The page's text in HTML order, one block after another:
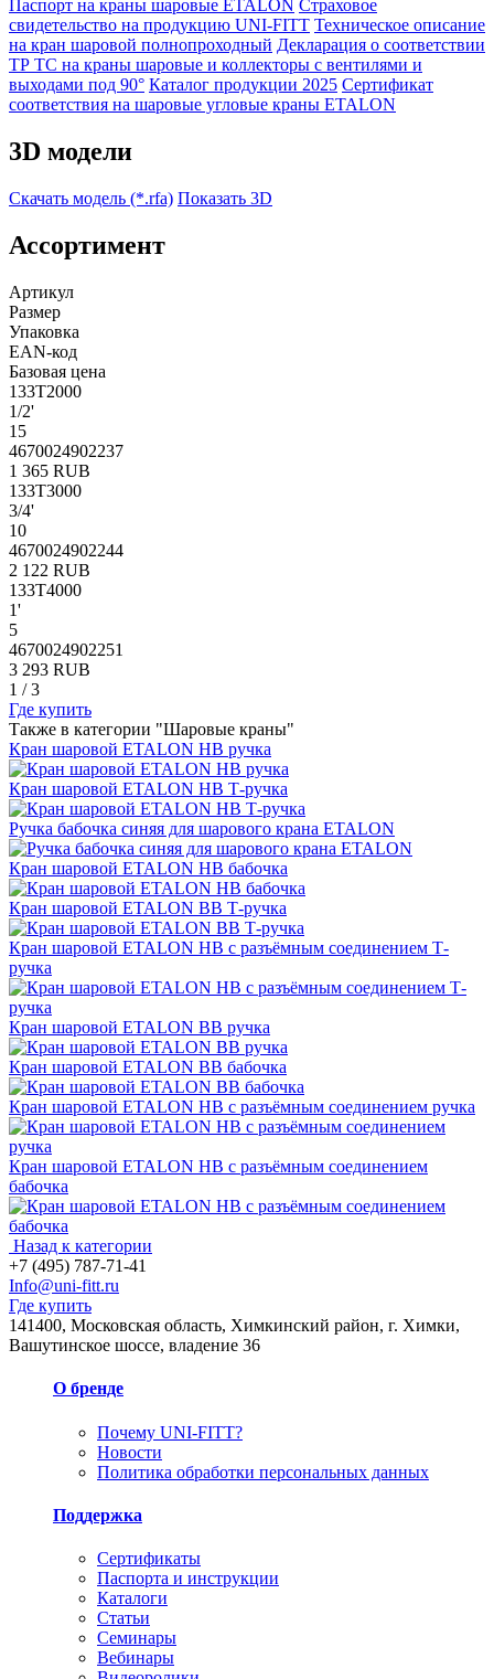
Паспорт на краны шаровые ETALON Страховое
свидетельство на продукцию UNI-FITT Техническое описание
на кран шаровой полнопроходный Декларация о соответствии
ТР ТС на краны шаровые и коллекторы с вентилями и
выходами под 90° Каталог продукции 2025 Сертификат
соответствия на шаровые угловые краны ETALON
3D модели
Скачать модель (*.rfa) Показать 3D
Ассортимент
Артикул
Размер
Упаковка
EAN-код
Базовая цена
133T2000
1/2'
15
4670024902237
1 365 RUB
133T3000
3/4'
10
4670024902244
2 122 RUB
133T4000
1'
5
4670024902251
3 293 RUB
1 / 3
Где купить
Также в категории "Шаровые краны"
Кран шаровой ETALON НВ ручка
Кран шаровой ETALON НВ Т-ручка
Ручка бабочка синяя для шарового крана ETALON
Кран шаровой ETALON НВ бабочка
Кран шаровой ETALON ВВ Т-ручка
Кран шаровой ETALON НВ с разъёмным соединением Т-
ручка
Кран шаровой ETALON ВВ ручка
Кран шаровой ETALON ВВ бабочка
Кран шаровой ETALON НВ с разъёмным соединением ручка
Кран шаровой ETALON НВ с разъёмным соединением
бабочка
Назад к категории
+7 (495) 787-71-41
Info@uni-fitt.ru
Где купить
141400, Московская область, Химкинский район, г. Химки,
Вашутинское шоссе, владение 36
О бренде
Почему UNI-FITT?
Новости
Политика обработки персональных данных
Поддержка
Сертификаты
Паспорта и инструкции
Каталоги
Статьи
Семинары
Вебинары